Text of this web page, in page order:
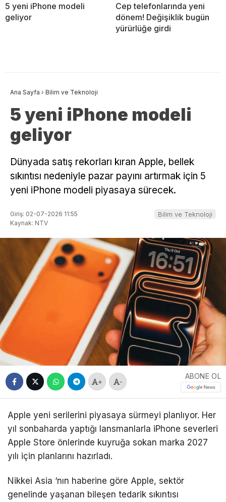
5 yeni iPhone modeli
geliyor
Cep telefonlarında yeni
dönem! Değişiklik bugün
yürürlüğe girdi
Ana Sayfa › Bilim ve Teknoloji
5 yeni iPhone modeli
geliyor
Dünyada satış rekorları kıran Apple, bellek
sıkıntısı nedeniyle pazar payını artırmak için 5
yeni iPhone modeli piyasaya sürecek.
Giriş: 02-07-2026 11:55
Kaynak: NTV
Bilim ve Teknoloji
+ -
ABONE OL
Apple yeni serilerini piyasaya sürmeyi planlıyor. Her
yıl sonbaharda yaptığı lansmanlarla iPhone severleri
Apple Store önlerinde kuyruğa sokan marka 2027
yılı için planlarını hazırladı.
Nikkei Asia ‘nın haberine göre Apple, sektör
genelinde yaşanan bileşen tedarik sıkıntısı